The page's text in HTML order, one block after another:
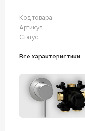
Код товара
Артикул
Статус
Все характеристики